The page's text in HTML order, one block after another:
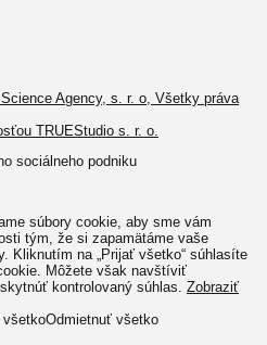
Agency, s. r. o, Všetky práva
TRUEStudio s. r. o.
sociálneho podniku
súbory cookie, aby sme vám
tým, že si zapamätáme vaše
Kliknutím na „Prijať všetko“ súhlasíte
Môžete však navštíviť
kontrolovaný súhlas. Zobraziť
všetkoOdmietnuť všetko